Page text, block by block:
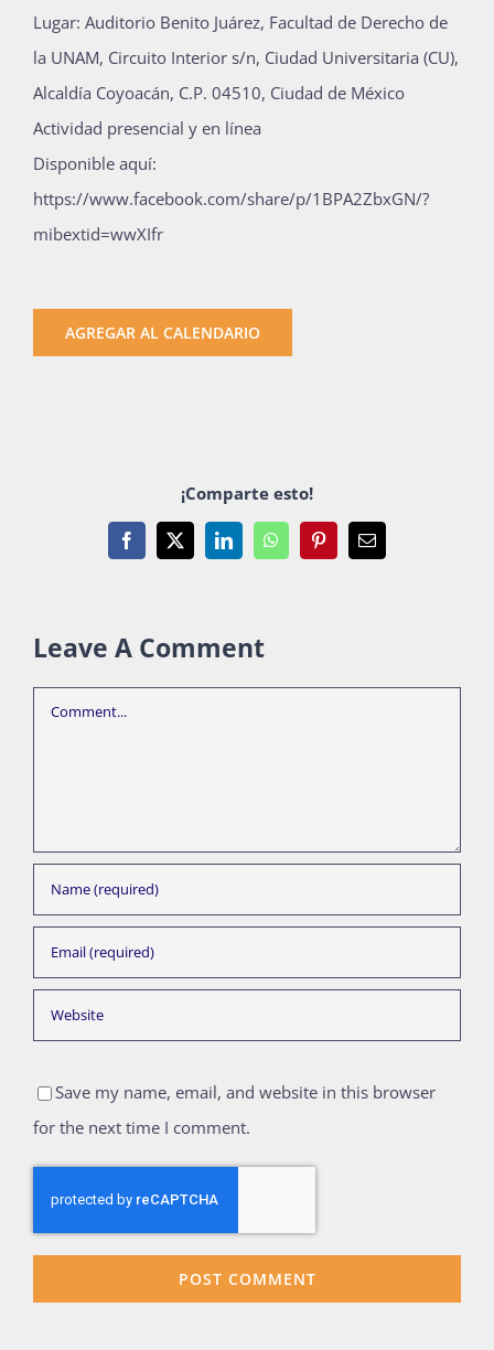
Lugar: Auditorio Benito Juárez, Facultad de Derecho de
la UNAM, Circuito Interior s/n, Ciudad Universitaria (CU),
Alcaldía Coyoacán, C.P. 04510, Ciudad de México
Actividad presencial y en línea
Disponible aquí:
https://www.facebook.com/share/p/1BPA2ZbxGN/?
mibextid=wwXIfr
AGREGAR AL CALENDARIO
¡Comparte esto!
Facebook
X LinkedInWhatsAppPinterestEmail
Leave A Comment
Comment
Save my name, email, and website in this browser
for the next time I comment.